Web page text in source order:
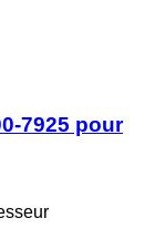
7925 pour